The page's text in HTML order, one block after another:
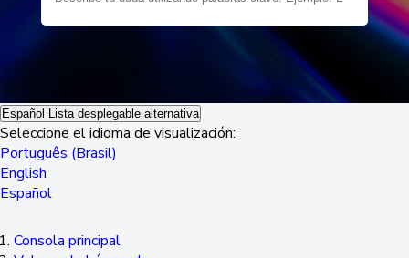
Español Lista desplegable alternativa
Seleccione el idioma de visualización:
Português (Brasil)
English
Español
Consola principal